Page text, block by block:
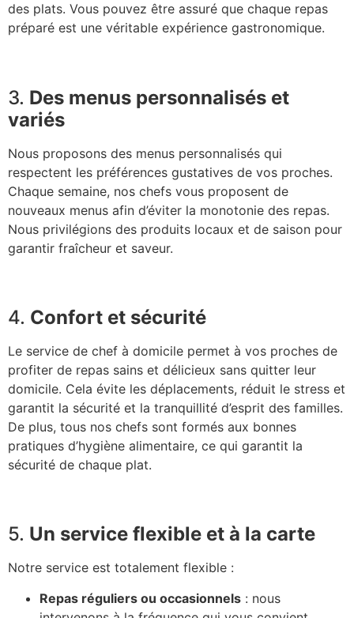
des plats. Vous pouvez être assuré que chaque repas
préparé est une véritable expérience gastronomique.
3. Des menus personnalisés et
variés
Nous proposons des menus personnalisés qui
respectent les préférences gustatives de vos proches.
Chaque semaine, nos chefs vous proposent de
nouveaux menus afin d’éviter la monotonie des repas.
Nous privilégions des produits locaux et de saison pour
garantir fraîcheur et saveur.
4. Confort et sécurité
Le service de chef à domicile permet à vos proches de
profiter de repas sains et délicieux sans quitter leur
domicile. Cela évite les déplacements, réduit le stress et
garantit la sécurité et la tranquillité d’esprit des familles.
De plus, tous nos chefs sont formés aux bonnes
pratiques d’hygiène alimentaire, ce qui garantit la
sécurité de chaque plat.
5. Un service flexible et à la carte
Notre service est totalement flexible :
Repas réguliers ou occasionnels : nous